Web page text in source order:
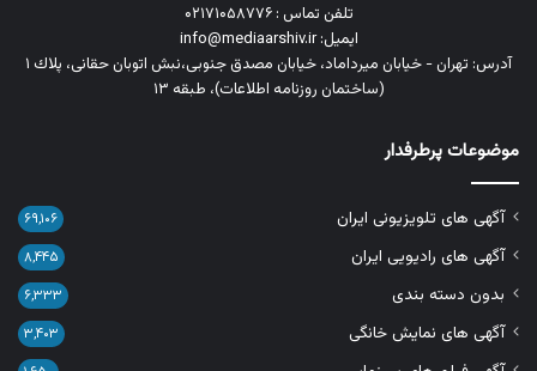
تلفن تماس : ۰۲۱۷۱۰۵۸۷۷۶
ایمیل: info@mediaarshiv.ir
آدرس: تهران - خیابان میرداماد، خیابان مصدق جنوبی،نبش اتوبان حقانی، پلاك ١
(ساختمان روزنامه اطلاعات)، طبقه ۱۳
موضوعات پرطرفدار
آگهی های تلویزیونی ایران ۶۹,۱۰۶
آگهی های رادیویی ایران ۸,۴۴۵
بدون دسته بندی ۶,۳۳۳
آگهی های نمایش خانگی ۳,۴۰۳